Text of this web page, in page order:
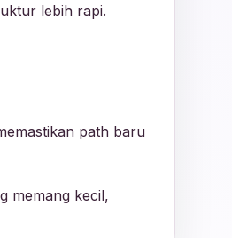
lebih rapi.
path baru
memang kecil,